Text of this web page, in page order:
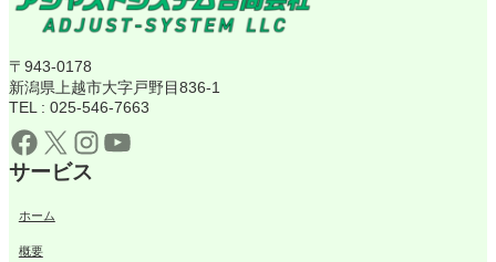
〒943-0178
新潟県上越市大字戸野目836-1
TEL : 025-546-7663
Facebook X Instagram YouTube
サービス
ホーム
概要